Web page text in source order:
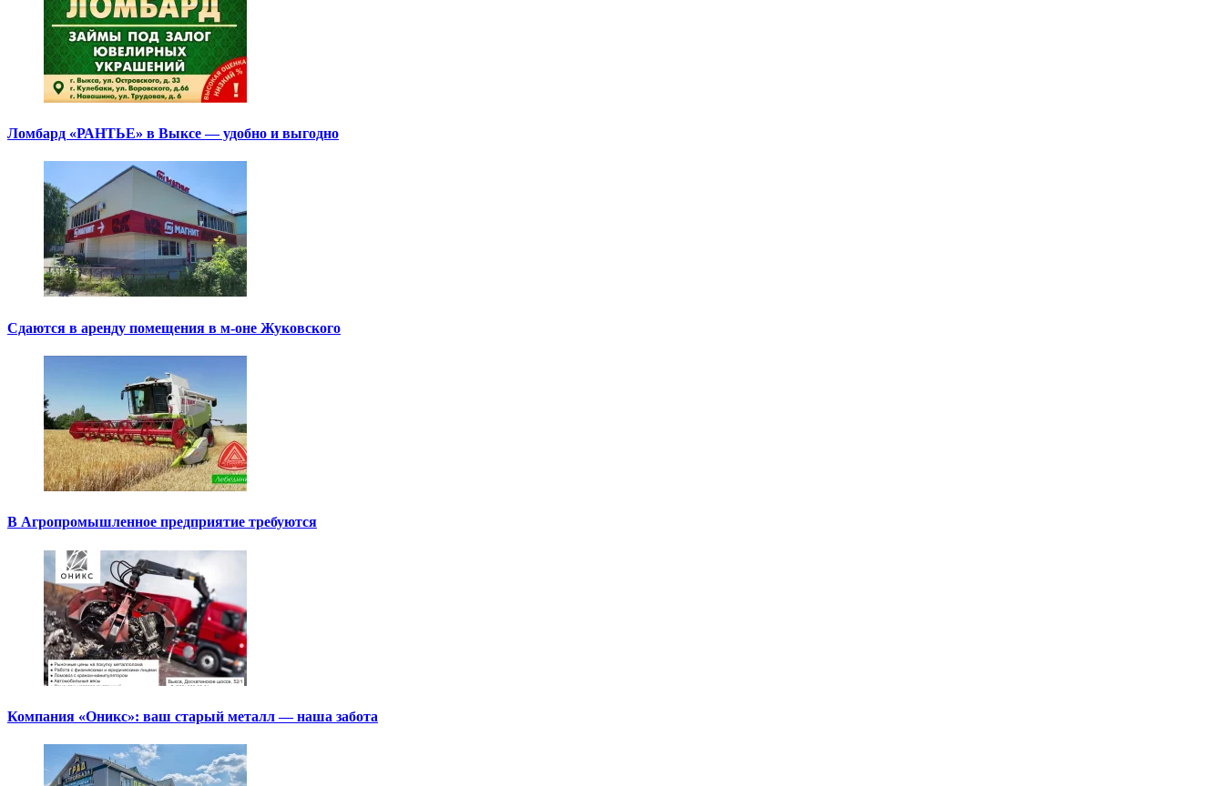
Ломбард «РАНТЬЕ» в Выксе — удобно и выгодно
Сдаются в аренду помещения в м-оне Жуковского
В Агропромышленное предприятие требуются
Компания «Оникс»: ваш старый металл — наша забота